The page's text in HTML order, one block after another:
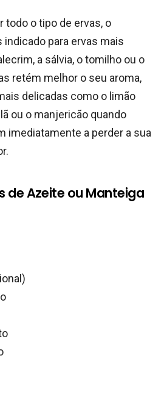
todo o tipo de ervas, o
para ervas mais
a sálvia, o tomilho ou o
retém melhor o seu aroma,
delicadas como o limão
ou o manjericão quando
imediatamente a perder a sua
de Azeite ou Manteiga